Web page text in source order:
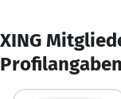
XING
Profilangaben